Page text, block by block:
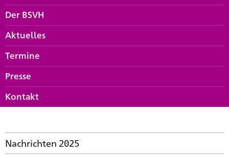
Der BSVH
Aktuelles
Termine
Presse
Kontakt
Nachrichten 2025